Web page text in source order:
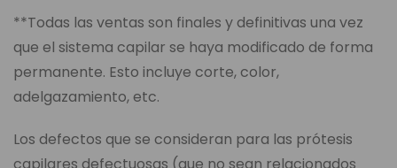
**Todas las ventas son finales y definitivas una vez
que el sistema capilar se haya modificado de forma
permanente. Esto incluye corte, color,
adelgazamiento, etc.
Los defectos que se consideran para las prótesis